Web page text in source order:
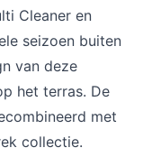
Cleaner en
seizoen buiten
van deze
het terras. De
met
collectie.